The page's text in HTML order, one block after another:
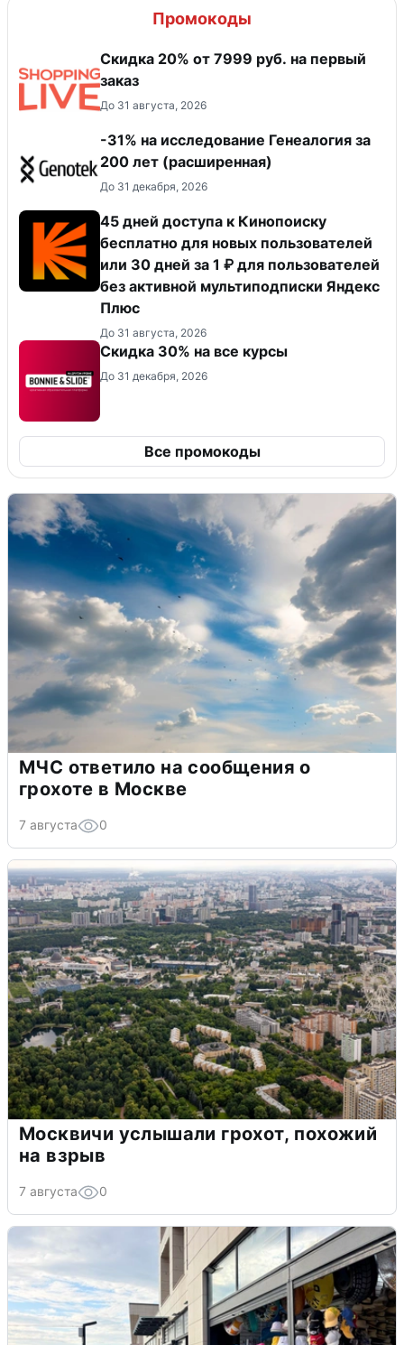
Промокоды
Скидка 20% от 7999 руб. на первый
заказ
До 31 августа, 2026
-31% на исследование Генеалогия за
200 лет (расширенная)
До 31 декабря, 2026
45 дней доступа к Кинопоиску
бесплатно для новых пользователей
или 30 дней за 1 ₽ для пользователей
без активной мультиподписки Яндекс
Плюс
До 31 августа, 2026
Скидка 30% на все курсы
До 31 декабря, 2026
Все промокоды
МЧС ответило на сообщения о
грохоте в Москве
7 августа 0
Москвичи услышали грохот, похожий
на взрыв
7 августа 0